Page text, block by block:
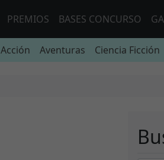
PREMIOS BASES CONCURSO
Acción Aventuras Ciencia Ficción